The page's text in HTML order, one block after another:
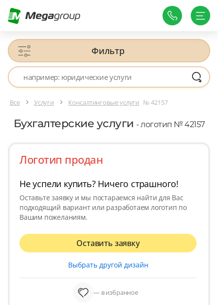
Фильтр
Все Услуги Консалтинговые услуги № 42157
Бухгалтерские услуги - логотип № 42157
Логотип продан
Не успели купить? Ничего страшного!
Оставьте заявку и мы постараемся найти для Вас
подходящий вариант или разработаем логотип по
Вашим пожеланиям.
Оставить заявку
Выбрать другой дизайн
— в избранное